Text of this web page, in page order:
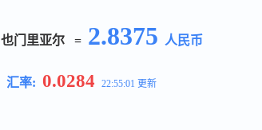
也门里亚尔 = 2.8375 人民币
汇率: 0.0284 22:55:01 更新